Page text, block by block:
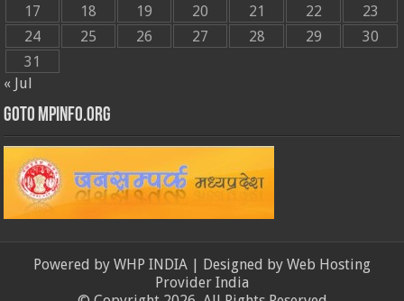
17
18 19 20 21 22
23
24
25 26 27 28 29
30
31
« Jul
GOTO MPINFO.ORG
Powered by WHP INDIA | Designed by Web Hosting
Provider India